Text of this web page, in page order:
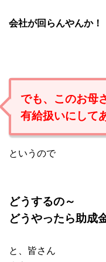
会社が回らんやんか！
でも、このお母
有給扱いにして
というので
どうするの～
どうやったら助成
と、皆さん